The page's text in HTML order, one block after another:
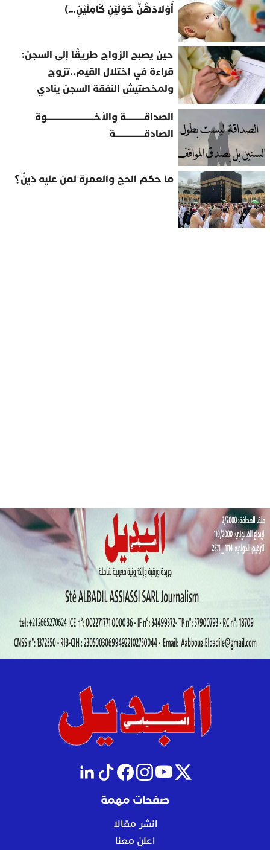
أَوْلادَهُنَّ حَوْلَيْنِ كَامِلَيْنِ…)
حين يصبح الزواج طريقًا إلى السجن:
قراءة في اختلال القيم..تزوج
ولمخصتيش النفقة السجن ينادي
الصداقــــــــــة والأخــــــــــــــــــــــــــوة
الصادقــــــــــــــــة
ما حكم الحج والعمرة لمن عليه دَينٌ؟
صفحات مهمة
انشر مقالا
اعلن معنا